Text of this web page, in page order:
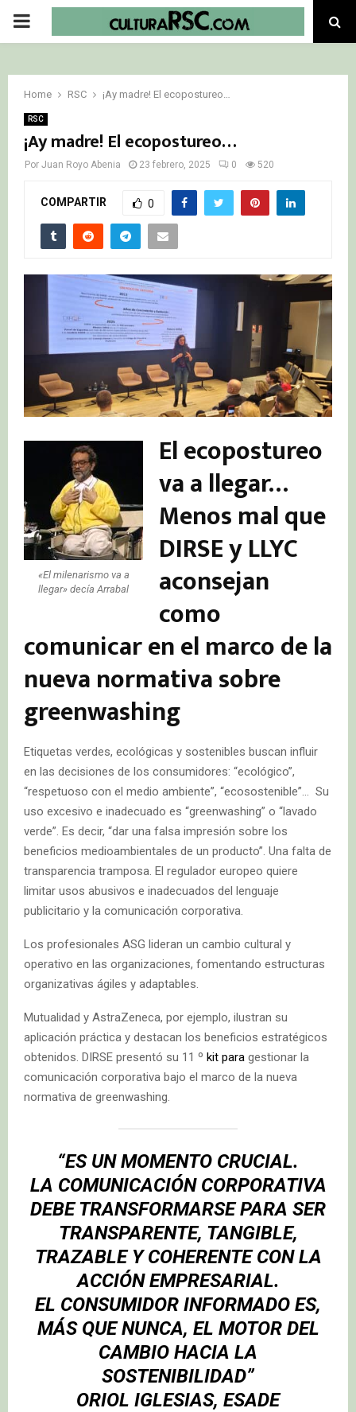
PRIMARY
Home RSC ¡Ay madre! El ecopostureo…
RSC
¡Ay madre! El ecopostureo…
Por Juan Royo Abenia 23 febrero, 2025 0 520
COMPARTIR 0
«El milenarismo va a
llegar» decía Arrabal
El ecopostureo
va a llegar…
Menos mal que
DIRSE y LLYC
aconsejan
como
comunicar en el marco de la
nueva normativa sobre
greenwashing
Etiquetas verdes, ecológicas y sostenibles buscan influir
en las decisiones de los consumidores: “ecológico”,
“respetuoso con el medio ambiente”, “ecosostenible”… Su
uso excesivo e inadecuado es “greenwashing” o “lavado
verde”. Es decir, “dar una falsa impresión sobre los
beneficios medioambientales de un producto”. Una falta de
transparencia tramposa. El regulador europeo quiere
limitar usos abusivos e inadecuados del lenguaje
publicitario y la comunicación corporativa.
Los profesionales ASG lideran un cambio cultural y
operativo en las organizaciones, fomentando estructuras
organizativas ágiles y adaptables.
Mutualidad y AstraZeneca, por ejemplo, ilustran su
aplicación práctica y destacan los beneficios estratégicos
obtenidos. DIRSE presentó su 11 º kit para gestionar la
comunicación corporativa bajo el marco de la nueva
normativa de greenwashing.
“ES UN MOMENTO CRUCIAL.
LA COMUNICACIÓN CORPORATIVA
DEBE TRANSFORMARSE PARA SER
TRANSPARENTE, TANGIBLE,
TRAZABLE Y COHERENTE CON LA
ACCIÓN EMPRESARIAL.
EL CONSUMIDOR INFORMADO ES,
MÁS QUE NUNCA, EL MOTOR DEL
CAMBIO HACIA LA
SOSTENIBILIDAD”
ORIOL IGLESIAS, ESADE